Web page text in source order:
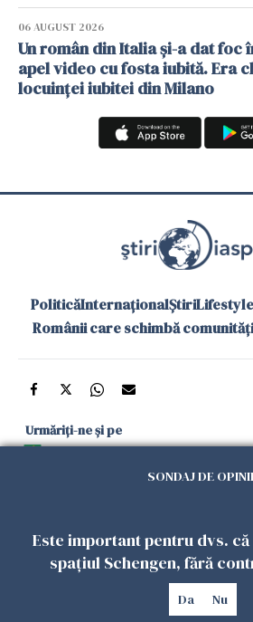
06 AUGUST 2026
Un român din Italia și-a dat foc
apel video cu fosta iubită. Era
locuinței iubitei din Milano
PoliticăInternaționalȘtiriLifestyle
Românii care schimbă comunități
Urmăriți-ne și pe
și în aplicațiile mobile
Politica de
confidențialitate
Politica
Cookies
Gestionați
Copyright 2026. Toate
SONDAJ DE
Este important pentru dvs.
spațiul Schengen, fără
Da Nu